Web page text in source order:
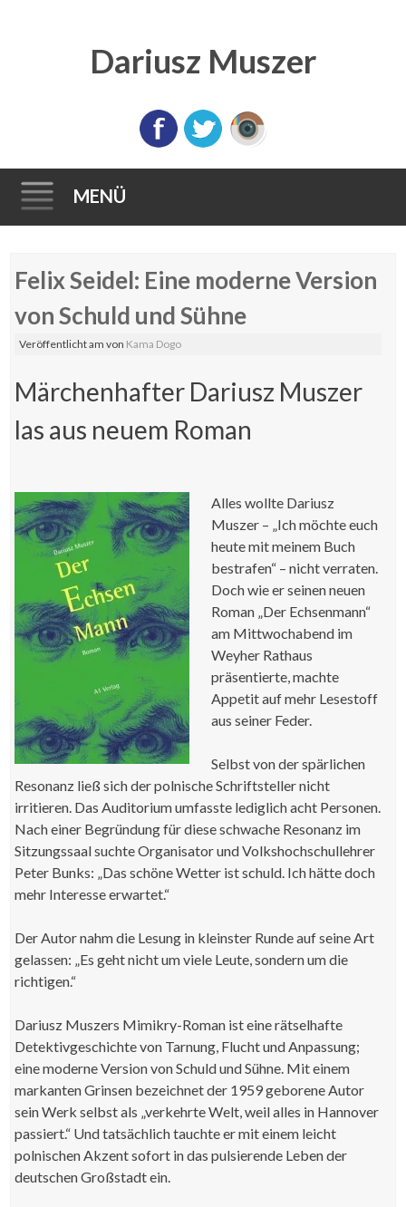
Dariusz Muszer
MENÜ
zum
Felix Seidel: Eine moderne Version
von Schuld und Sühne
Veröffentlicht amvon Kama Dogo
Märchenhafter Dariusz Muszer
las aus neuem Roman
Alles wollte Dariusz
Muszer – „Ich möchte euch
heute mit meinem Buch
bestrafen“ – nicht verraten.
Doch wie er seinen neuen
Roman „Der Echsenmann“
am Mittwochabend im
Weyher Rathaus
präsentierte, machte
Appetit auf mehr Lesestoff
aus seiner Feder.
Selbst von der spärlichen
Resonanz ließ sich der polnische Schriftsteller nicht
irritieren. Das Auditorium umfasste lediglich acht Personen.
Nach einer Begründung für diese schwache Resonanz im
Sitzungssaal suchte Organisator und Volkshochschullehrer
Peter Bunks: „Das schöne Wetter ist schuld. Ich hätte doch
mehr Interesse erwartet.“
Der Autor nahm die Lesung in kleinster Runde auf seine Art
gelassen: „Es geht nicht um viele Leute, sondern um die
richtigen.“
Dariusz Muszers Mimikry-Roman ist eine rätselhafte
Detektivgeschichte von Tarnung, Flucht und Anpassung;
eine moderne Version von Schuld und Sühne. Mit einem
markanten Grinsen bezeichnet der 1959 geborene Autor
sein Werk selbst als „verkehrte Welt, weil alles in Hannover
passiert.“ Und tatsächlich tauchte er mit einem leicht
polnischen Akzent sofort in das pulsierende Leben der
deutschen Großstadt ein.